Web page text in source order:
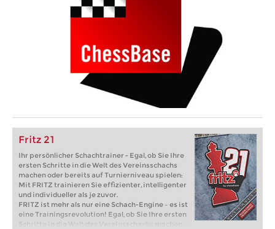
Fritz 21
Ihr persönlicher Schachtrainer - Egal, ob Sie Ihre
ersten Schritte in die Welt des Vereinsschachs
machen oder bereits auf Turnierniveau spielen:
Mit FRITZ trainieren Sie effizienter, intelligenter
und individueller als je zuvor.
FRITZ ist mehr als nur eine Schach-Engine – es ist
eine Trainingsrevolution! Egal, ob Sie Ihre ersten
Schritte in die Welt des Vereinsschachs machen